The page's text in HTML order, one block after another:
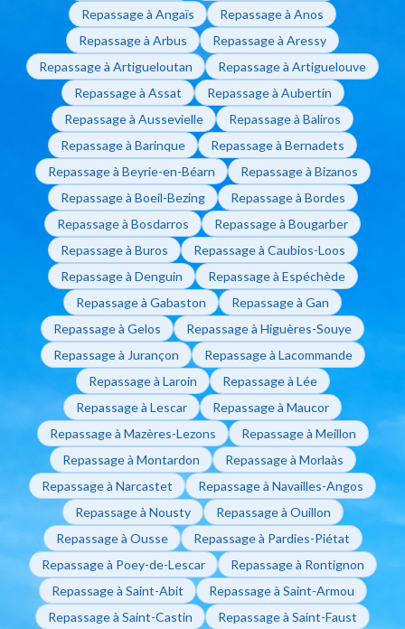
Repassage à Angaïs
Repassage à Anos
Repassage à Arbus
Repassage à Aressy
Repassage à Artigueloutan
Repassage à Artiguelouve
Repassage à Assat
Repassage à Aubertin
Repassage à Aussevielle
Repassage à Baliros
Repassage à Barinque
Repassage à Bernadets
Repassage à Beyrie-en-Béarn
Repassage à Bizanos
Repassage à Boeil-Bezing
Repassage à Bordes
Repassage à Bosdarros
Repassage à Bougarber
Repassage à Buros
Repassage à Caubios-Loos
Repassage à Denguin
Repassage à Espéchède
Repassage à Gabaston
Repassage à Gan
Repassage à Gelos
Repassage à Higuères-Souye
Repassage à Jurançon
Repassage à Lacommande
Repassage à Laroin
Repassage à Lée
Repassage à Lescar
Repassage à Maucor
Repassage à Mazères-Lezons
Repassage à Meillon
Repassage à Montardon
Repassage à Morlaàs
Repassage à Narcastet
Repassage à Navailles-Angos
Repassage à Nousty
Repassage à Ouillon
Repassage à Ousse
Repassage à Pardies-Piétat
Repassage à Poey-de-Lescar
Repassage à Rontignon
Repassage à Saint-Abit
Repassage à Saint-Armou
Repassage à Saint-Castin
Repassage à Saint-Faust